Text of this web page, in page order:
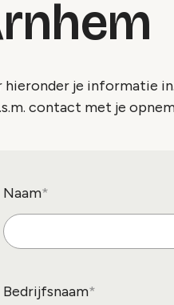
hieronder je informatie
contact met je
Naam
Bedrijfsnaam